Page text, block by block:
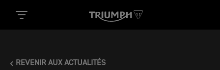
REVENIR AUX ACTUALITÉS